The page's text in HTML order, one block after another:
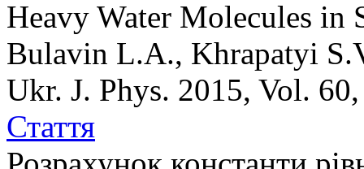
Heavy Water Molecules in
Bulavin L.A., Khrapatyi
Ukr. J. Phys. 2015, Vol.
Стаття